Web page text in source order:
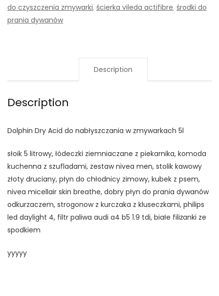
do czyszczenia zmywarki, ścierka vileda actifibre, środki do
prania dywanów
Description
Description
Dolphin Dry Acid do nabłyszczania w zmywarkach 5l
słoik 5 litrowy, łódeczki ziemniaczane z piekarnika, komoda
kuchenna z szufladami, zestaw nivea men, stolik kawowy
złoty druciany, płyn do chłodnicy zimowy, kubek z psem,
nivea micellair skin breathe, dobry płyn do prania dywanów
odkurzaczem, strogonow z kurczaka z kluseczkami, philips
led daylight 4, filtr paliwa audi a4 b5 1.9 tdi, białe filiżanki ze
spodkiem
yyyyy